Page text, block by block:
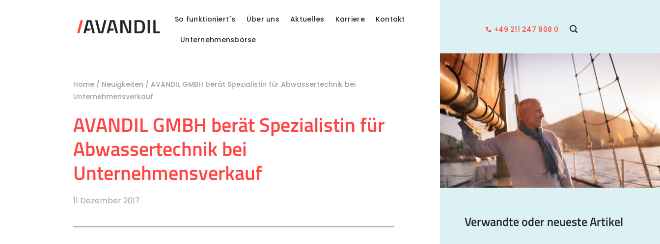
So funktioniert´s Über uns Aktuelles Karriere Kontakt
Unternehmensbörse
+49 211 247 908 0
Home / Neuigkeiten /AVANDIL GMBH berät Spezialistin für Abwassertechnik bei
Unternehmensverkauf
AVANDIL GMBH berät Spezialistin für
Abwassertechnik bei
Unternehmensverkauf
11 Dezember 2017
Verwandte oder neueste Artikel